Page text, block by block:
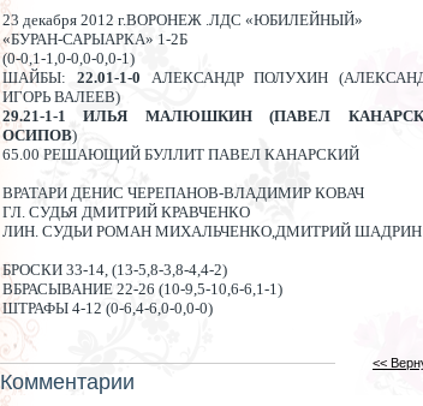
23 декабря 2012 г.ВОРОНЕЖ .ЛДС «ЮБИЛЕЙНЫЙ»
«БУРАН-САРЫАРКА» 1-2Б
(0-0,1-1,0-0,0-0,0-1)
ШАЙБЫ: 22.01-1-0 АЛЕКСАНДР ПОЛУХИН
ИГОРЬ ВАЛЕЕВ)
29.21-1-1
ИЛЬЯ МАЛЮШКИН (ПАВЕЛ
ОСИПОВ)
65.00 РЕШАЮЩИЙ БУЛЛИТ ПАВЕЛ КАНАРСКИЙ
ВРАТАРИ ДЕНИС ЧЕРЕПАНОВ-ВЛАДИМИР КОВАЧ
ГЛ. СУДЬЯ ДМИТРИЙ КРАВЧЕНКО
ЛИН. СУДЬИ РОМАН МИХАЛЬЧЕНКО,ДМИТРИЙ ШАДРИН
БРОСКИ 33-14, (13-5,8-3,8-4,4-2)
ВБРАСЫВАНИЕ 22-26 (10-9,5-10,6-6,1-1)
ШТРАФЫ 4-12 (0-6,4-6,0-0,0-0)
<<
Комментарии